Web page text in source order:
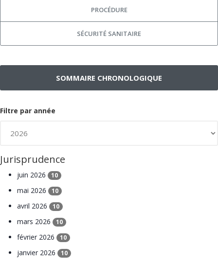
PROCÉDURE
SÉCURITÉ SANITAIRE
SOMMAIRE CHRONOLOGIQUE
Filtre par année
Jurisprudence
juin 2026 10
mai 2026 10
avril 2026 10
mars 2026 10
février 2026 10
janvier 2026 10